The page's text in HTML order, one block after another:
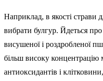
Наприклад, в якості
вибрати булгур. Йдеться
висушеної і роздробленої
більш високу концентрацію
антиоксидантів і